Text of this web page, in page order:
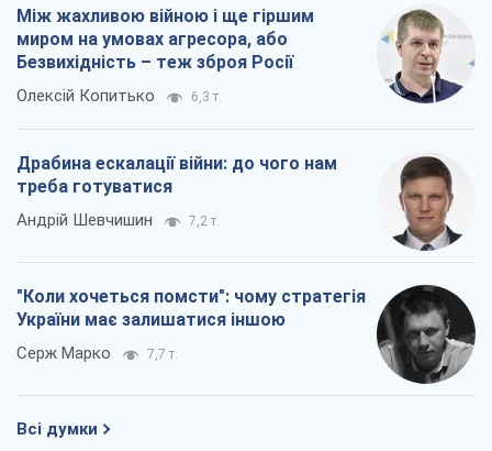
Між жахливою війною і ще гіршим
миром на умовах агресора, або
Безвихідність – теж зброя Росії
Олексій Копитько 6,3 т.
Драбина ескалації війни: до чого нам
треба готуватися
Андрій Шевчишин 7,2 т.
"Коли хочеться помсти": чому стратегія
України має залишатися іншою
Серж Марко 7,7 т.
Всі думки